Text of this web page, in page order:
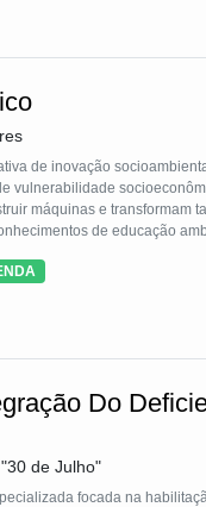
de inovação
vulnerabilidade
máquinas e transformam
de educação
iniciativa gera
Do
de Julho"
focada na